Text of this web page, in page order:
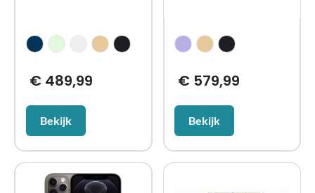
€489,99
Bekijk
€ 579,99
Bekijk